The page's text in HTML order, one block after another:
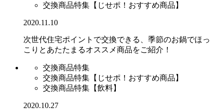
交換商品特集【じせポ！おすすめ商品】
2020.11.10
次世代住宅ポイントで交換できる、季節のお鍋でほっ
こりとあたたまるオススメ商品をご紹介！
交換商品特集
交換商品特集【じせポ！おすすめ商品】
交換商品特集【飲料】
2020.10.27